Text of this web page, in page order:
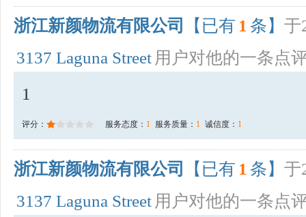
浙江新颜物流有限公司 【已有 1 条】 于
3137 Laguna Street 用户对他的一条点
1
评分： 服务态度： 1 服务质量： 1 诚信度： 1
浙江新颜物流有限公司 【已有 1 条】 于
3137 Laguna Street 用户对他的一条点